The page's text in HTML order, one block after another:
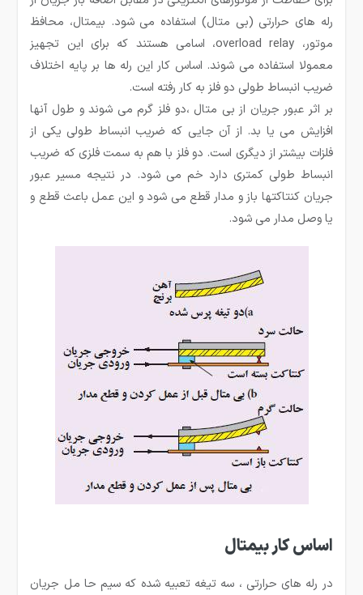
رله های حرارتی (بی متال) استفاده می شود. بیمتال، محافظ
موتور، overload relay، اسامی هستند که برای این تجهیز
معمولا استفاده می شوند. اساس کار این رله ها بر پایه اختلاف
ضریب انبساط طولی دو فلز به کار رفته است.
بر اثر عبور جریان از بی متال ،دو فلز گرم می شوند و طول آنها
افزایش می یا بد. از آن جایی که ضریب انبساط طولی یکی از
فلزات بیشتر از دیگری است. دو فلز با هم به سمت فلزی که ضریب
انبساط طولی کمتری دارد خم می شود. در نتیجه مسیر عبور
جریان کنتاکتها باز و مدار قطع می شود و این عمل باعث قطع و
یا وصل مدار می شود.
اساس کار بیمتال
در رله های حرارتی ، سه تیغه تعبیه شده که سیم حا مل جریان